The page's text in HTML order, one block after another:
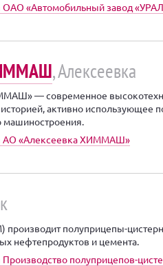
ОАО «Автомобильный завод
, Алексеевка
— современное
активно использующее
машиностроения.
АО «Алексеевка ХИММАШ»
полуприцепы-
нефтепродуктов и цемента.
Производство полуприцепов-